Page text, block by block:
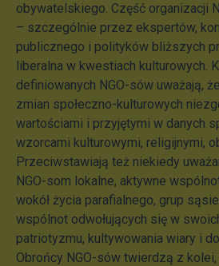
obywatelskiego. Część organizacji
– szczególnie przez ekspertów,
publicznego i polityków bliższych
liberalna w kwestiach kulturowych.
definiowanych NGO-sów uważają,
zmian społeczno-kulturowych
wartościami i przyjętymi w danych
wzorcami kulturowymi, religijnymi,
Przeciwstawiają też niekiedy
NGO-som lokalne, aktywne
wokół życia parafialnego, grup
wspólnot odwołujących się w
patriotyzmu, kultywowania wiary i
Obrońcy NGO-sów twierdzą z kolei,